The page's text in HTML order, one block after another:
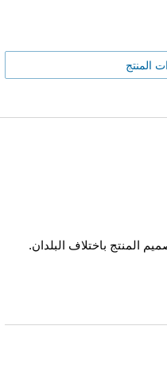
المنتج
المنتج باختلاف البلدان.